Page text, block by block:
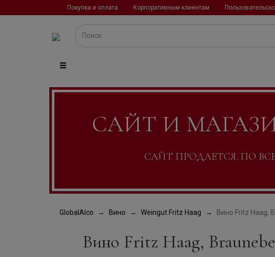
Покупка и оплата Корпоративным клиентам
САЙТ И
САЙТ ПРОДАЕТСЯ. ПО
GlobalAlco Вино Weingut Fritz Haag Вино Fritz Haag,
Вино Fritz Haag,